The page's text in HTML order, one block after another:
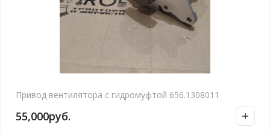
Привод вентилятора с гидромуфтой 656.1308011
55,000руб.